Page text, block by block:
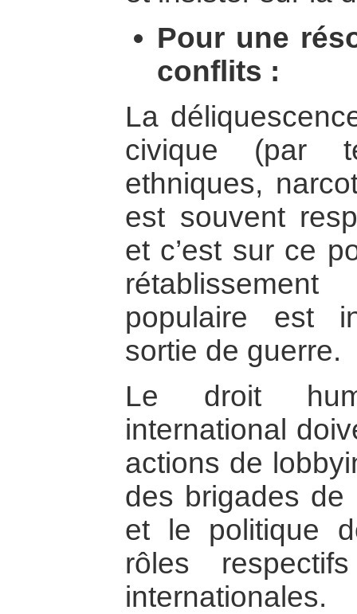
Pour une
conflits :
La
civique (par
ethniques,
est souvent
et c’est sur ce
populaire est
sortie de guerre.
Le droit
international
actions de
des brigades de
et le politique
rôles
internationales.